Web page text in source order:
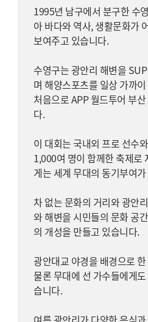
1995년 남구에서 분구한 수
아 바다와 역사, 생활문화가
보여주고 있습니다.
수영구는 광안리 해변을
며 해양스포츠를 일상 가까
처음으로 APP 월드투어 부
다.
이 대회는 국내외 프로 선수
1,000여 명이 함께한 축제로
게는 세계 무대의 동기부여
차 없는 문화의 거리와 광안
와 해변을 시민들의 문화 공
의 개성을 만들고 있습니다.
광안대교 야경을 배경으로
물론 무대에 선 가수들에게
습니다.